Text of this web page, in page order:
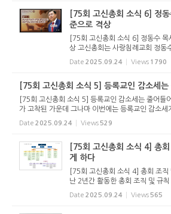
[75회 고신총회 소식 6] 정
준으로 격상
[75회 고신총회 소식 6] 정동수
상 고신총회는 사랑침례교회 정동
및 교류 자제’를 결의한 2020년 총
더해 참여 금지 수준으로 격상하
Date 2025.09.24 Views 1790
[75회 고신총회 소식 5] 등록교인 감소세는
[75회 고신총회 소식 5] 등록교인 감소세는 줄어들
가 고착된 가운데 그나마 이번에는 등록교인 감소세
총회 보고서에 의하면, 2025년 1월 기준으로 등록
는 지난해 378,376명에 ...
Date 2025.09.24 Views 529
[75회 고신총회 소식 4] 총
게 하다
[75회 고신총회 소식 4] 총회 조직
난 2년간 활동한 총회 조직 및 규
로 총회 조직 및 규칙을 새롭게 하
개회선언 후 절차보고를 한 뒤 임
Date 2025.09.24 Views 565